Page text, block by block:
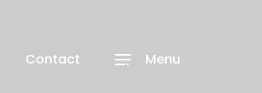
Contact Menu